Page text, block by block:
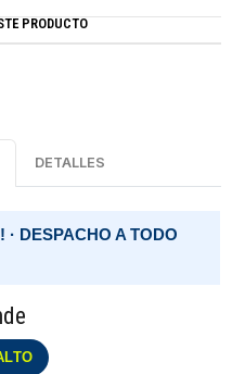
PRODUCTO
DETALLES
· DESPACHO A TODO